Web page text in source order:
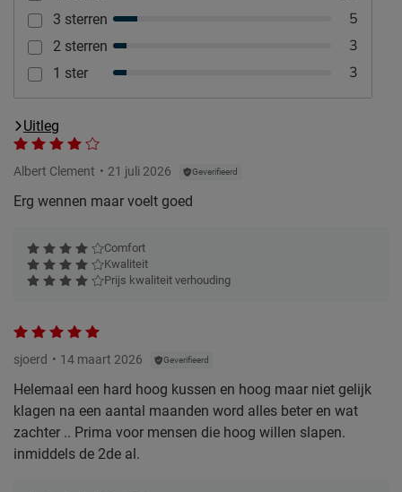
3 sterren 5
2 sterren 3
1 ster 3
Uitleg
Albert Clement 21 juli 2026 Geverifieerd
Erg wennen maar voelt goed
Comfort
Kwaliteit
Prijs kwaliteit verhouding
sjoerd 14 maart 2026 Geverifieerd
Helemaal een hard hoog kussen en hoog maar niet gelijk
klagen na een aantal maanden word alles beter en wat
zachter .. Prima voor mensen die hoog willen slapen.
inmiddels de 2de al.